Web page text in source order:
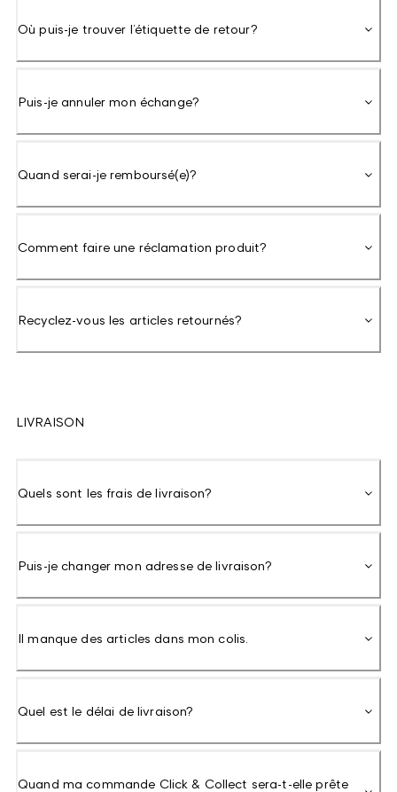
Où puis-je trouver l’étiquette de retour?
Puis-je annuler mon échange?
Quand serai-je remboursé(e)?
Comment faire une réclamation produit?
Recyclez-vous les articles retournés?
LIVRAISON
Quels sont les frais de livraison?
Puis-je changer mon adresse de livraison?
Il manque des articles dans mon colis.
Quel est le délai de livraison?
Quand ma commande Click & Collect sera-t-elle prête